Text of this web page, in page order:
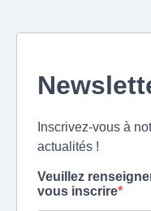
Inscrivez-vous à
actualités !
Veuillez
vous inscrire